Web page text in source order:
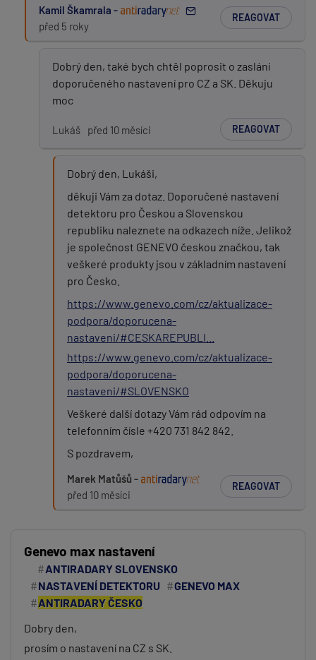
Kamil Škamrala -
před 5 roky
REAGOVAT
Dobrý den, také bych chtěl poprosit o zaslání
doporučeného nastavení pro CZ a SK. Děkuju
moc
Lukáš před 10 měsíci REAGOVAT
Dobrý den, Lukáši,
děkuji Vám za dotaz. Doporučené nastavení
detektoru pro Českou a Slovenskou
republiku naleznete na odkazech níže. Jelikož
je společnost GENEVO českou značkou, tak
veškeré produkty jsou v základním nastavení
pro Česko.
https://www.genevo.com/cz/aktualizace-
podpora/doporucena-
nastaveni/#CESKAREPUBLI...
https://www.genevo.com/cz/aktualizace-
podpora/doporucena-
nastaveni/#SLOVENSKO
Veškeré další dotazy Vám rád odpovím na
telefonním čísle +420 731 842 842.
S pozdravem,
Marek Matůšů -
před 10 měsíci
REAGOVAT
Genevo max nastavení
ANTIRADARY SLOVENSKO
NASTAVENÍ DETEKTORU
GENEVO MAX
ANTIRADARY ČESKO
Dobry den,
prosím o nastavení na CZ s SK.